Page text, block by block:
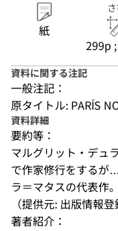
紙
299p
資料に関する注記
一般注記：
原タイトル: PARÍS
資料詳細
要約等：
マルグリット・デュ
で作家修行をするが
ラ＝マタスの代表作。
（提供元: 出版情報
著者紹介：